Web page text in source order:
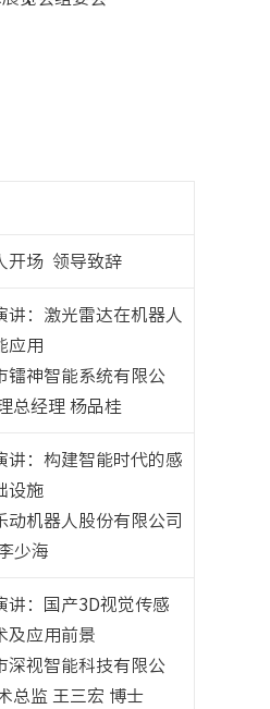
开场 领导致辞
讲：激光雷达在机器人
应用
镭神智能系统有限公
总经理 杨品桂
讲：构建智能时代的感
设施
动机器人股份有限公司
少海
讲：国产3D视觉传感
及应用前景
深视智能科技有限公
总监 王三宏 博士